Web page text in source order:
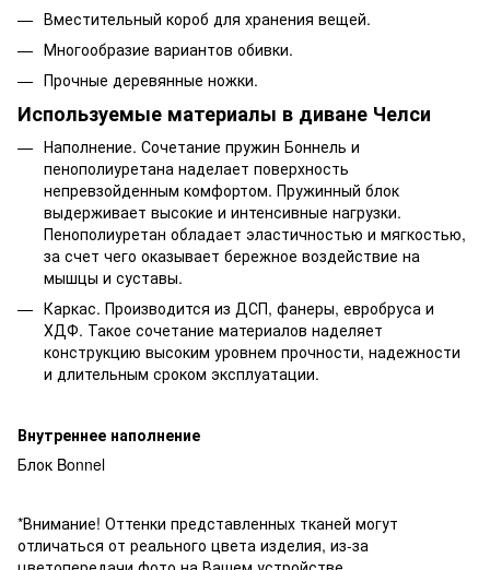
Вместительный короб для хранения вещей.
Многообразие вариантов обивки.
Прочные деревянные ножки.
Используемые материалы в диване Челси
Наполнение. Сочетание пружин Боннель и
пенополиуретана наделает поверхность
непревзойденным комфортом. Пружинный блок
выдерживает высокие и интенсивные нагрузки.
Пенополиуретан обладает эластичностью и мягкостью,
за счет чего оказывает бережное воздействие на
мышцы и суставы.
Каркас. Производится из ДСП, фанеры, евробруса и
ХДФ. Такое сочетание материалов наделяет
конструкцию высоким уровнем прочности, надежности
и длительным сроком эксплуатации.
Внутреннее наполнение
Блок Bonnel
*Внимание! Оттенки представленных тканей могут
отличаться от реального цвета изделия, из-за